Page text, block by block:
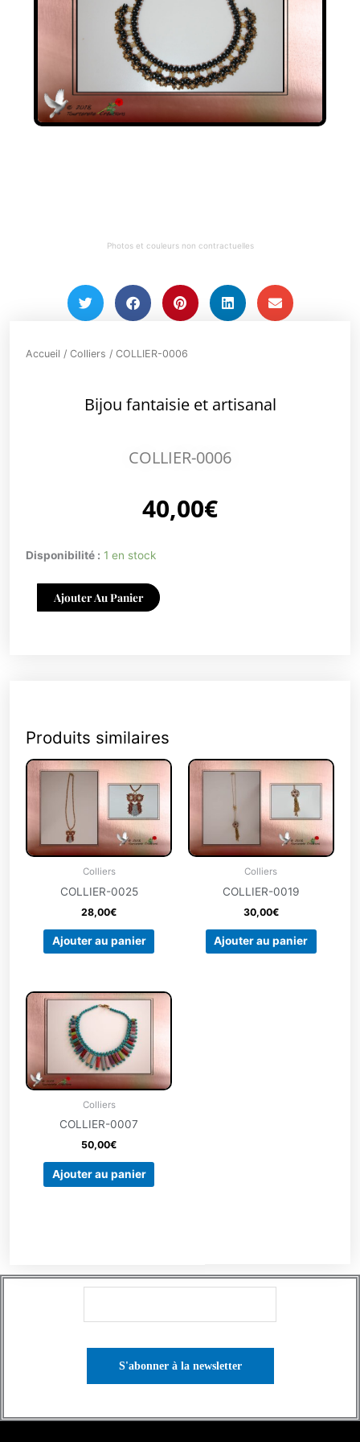
Photos et couleurs non contractuelles
Accueil /Colliers / COLLIER-0006
Bijou fantaisie et artisanal
COLLIER-0006
40,00€
Disponibilité : 1 en stock
quantité
COLLIER-
0006
Ajouter Au Panier
Produits similaires
Colliers
COLLIER-0025
28,00€
Ajouter au panier
Colliers
COLLIER-0019
30,00€
Ajouter au panier
Colliers
COLLIER-0007
50,00€
Ajouter au panier